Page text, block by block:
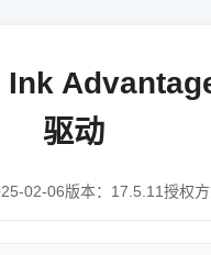
Ink
驱动
02-06版本： 17.5.11授权